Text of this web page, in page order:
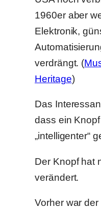
1960er aber
Elektronik,
verdrängt. (
Heritage)
Das
dass ein
„intelligenter“
Der Knopf hat
verändert.
Vorher war